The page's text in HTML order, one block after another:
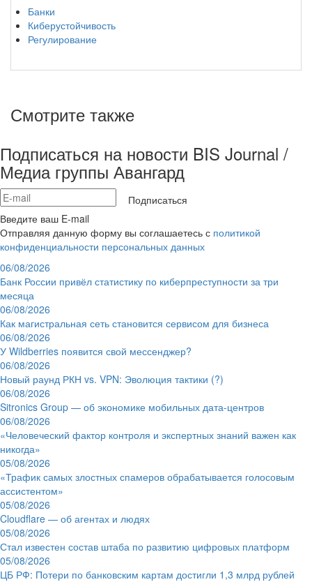
Банки
Киберустойчивость
Регулирование
Смотрите также
Подписаться на новости BIS Journal /
Медиа группы Авангард
Подписаться
Введите ваш E-mail
Отправляя данную форму вы соглашаетесь с политикой
конфиденциальности персональных данных
06/08/2026
Банк России привёл статистику по киберпреступности за три
месяца
06/08/2026
Как магистральная сеть становится сервисом для бизнеса
06/08/2026
У Wildberries появится свой мессенджер?
06/08/2026
Новый раунд РКН vs. VPN: Эволюция тактики (?)
06/08/2026
Sitronics Group — об экономике мобильных дата-центров
06/08/2026
«Человеческий фактор контроля и экспертных знаний важен как
никогда»
05/08/2026
«Трафик самых злостных спамеров обрабатывается голосовым
ассистентом»
05/08/2026
Cloudflare — об агентах и людях
05/08/2026
Стал известен состав штаба по развитию цифровых платформ
05/08/2026
ЦБ РФ: Потери по банковским картам достигли 1,3 млрд рублей